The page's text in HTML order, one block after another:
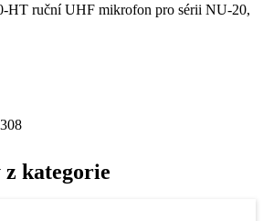
HT ruční UHF mikrofon pro sérii NU-20,
kategorie